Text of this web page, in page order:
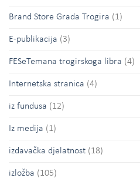
Brand Store Grada Trogira (1)
E-publikacija (3)
FESeTemana trogirskoga libra (4)
Internetska stranica (4)
iz fundusa (12)
Iz medija (1)
izdavačka djelatnost (18)
izložba (105)